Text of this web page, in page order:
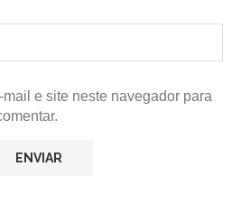
e site neste navegador para